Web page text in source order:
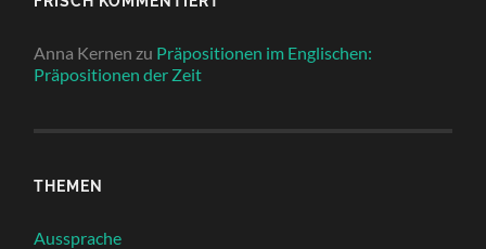
Anna Kernen zu Präpositionen im Englischen:
Präpositionen der Zeit
THEMEN
Aussprache